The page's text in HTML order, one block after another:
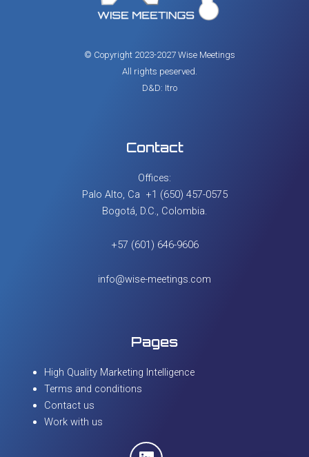
© Copyright 2023-2027 Wise Meetings
All rights peserved.
D&D: Itro
Contact
Offices:
Palo Alto, Ca +1 (650) 457-0575
Bogotá, D.C., Colombia.
+57 (601) 646-9606
info@wise-meetings.com
Pages
High Quality Marketing Intelligence
Terms and conditions
Contact us
Work with us
Linkedin